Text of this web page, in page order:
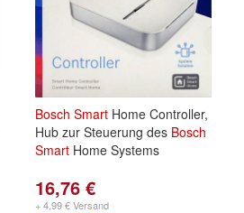
Bosch Smart Home Controller,
Hub zur Steuerung des Bosch
Smart Home Systems
16,76 €
+ 4,99 € Versand